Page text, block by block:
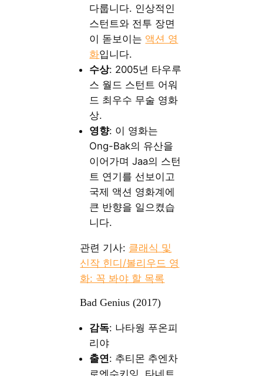
다룹니다. 인상적인
스턴트와 전투 장면
이 돋보이는 액션 영
화입니다.
수상: 2005년 타우루
스 월드 스턴트 어워
드 최우수 무술 영화
상.
영향: 이 영화는
Ong-Bak의 유산을
이어가며 Jaa의 스턴
트 연기를 선보이고
국제 액션 영화계에
큰 반향을 일으켰습
니다.
관련 기사: 클래식 및
신작 힌디/볼리우드 영
화: 꼭 봐야 할 목록
Bad Genius (2017)
감독: 나타웡 푸온피
리야
출연: 추티몬 추엔차
로엔수키잉, 타네트